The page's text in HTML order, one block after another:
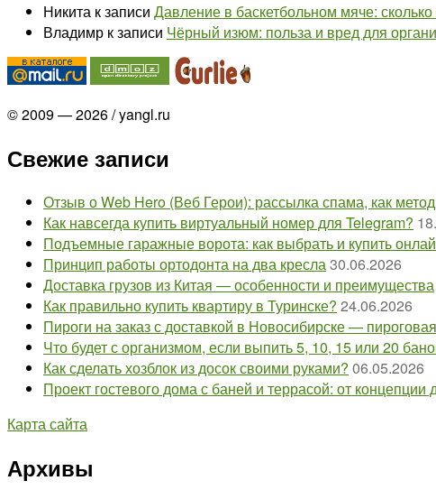
Никита к записи Давление в баскетбольном мяче: сколько
Владимр к записи Чёрный изюм: польза и вред для
© 2009 — 2026 / yangl.ru
Свежие записи
Отзыв о Web Hero (Веб Герои): рассылка спама, как метод
Как навсегда купить виртуальный номер для Telegram?
Подъемные гаражные ворота: как выбрать и купить
Принцип работы ортодонта на два кресла30.06.2026
Доставка грузов из Китая — особенности и преимущества
Как правильно купить квартиру в Туринске? 24.06.2026
Пироги на заказ с доставкой в Новосибирске —
Что будет с организмом, если выпить 5, 10, 15 или 20
Как сделать хозблок из досок своими руками? 06.05.2026
Проект гостевого дома с баней и террасой: от концепции
Карта сайта
Архивы